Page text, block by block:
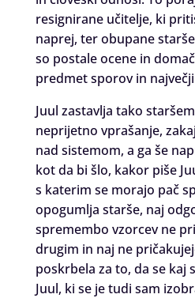
resignirane učitelje, ki
naprej, ter obupane
so postale ocene in
predmet sporov in
Juul zastavlja tako
neprijetno vprašanje,
nad sistemom, a ga še
kot da bi šlo, kakor piše
s katerim se morajo pač
opogumlja starše, naj
spremembo vzorcev ne
drugim in naj ne
poskrbela za to, da se kaj
Juul, ki se je tudi sam